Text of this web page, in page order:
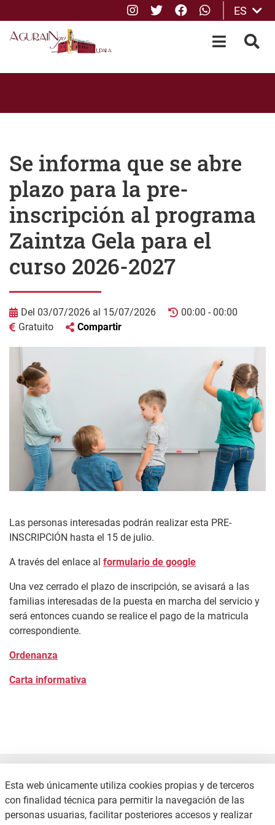
Instagram
TwitterFacebook
whatsApp
ES
OPEN-
Se informa que se abre
plazo para la pre-
inscripción al programa
Zaintza Gela para el
curso 2026-2027
Del 03/07/2026 al 15/07/2026
00:00 - 00:00
Gratuito
Compartir
Las personas interesadas podrán realizar esta PRE-
INSCRIPCIÓN hasta el 15 de julio.
A través del enlace al formulario de google
Una vez cerrado el plazo de inscripción, se avisará a las
familias interesadas de la puesta en marcha del servicio y
será entonces cuando se realice el pago de la matricula
correspondiente.
Ordenanza
Carta informativa
Esta web únicamente utiliza cookies propias y de terceros
con finalidad técnica para permitir la navegación de las
personas usuarias, facilitar posteriores accesos y realizar